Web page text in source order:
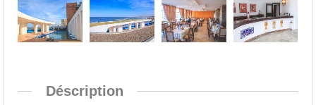
Déscription